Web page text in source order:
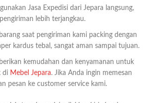
Jasa Expedisi dari Jepara langsung,
lebih terjangkau.
saat pengiriman kami packing dengan
kardus tebal, sangat aman sampai tujuan.
kemudahan dan kenyamanan untuk
di Mebel Jepara. Jika Anda ingin memesan
pesan ke customer service kami.